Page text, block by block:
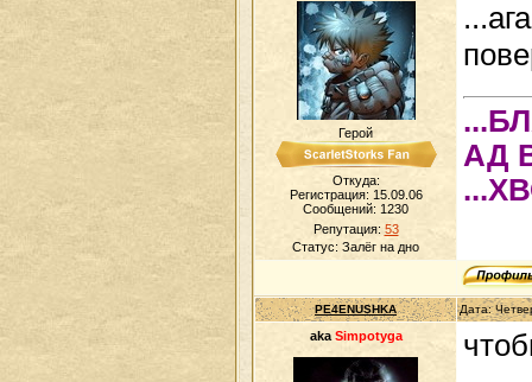
Герой
Откуда:
Регистрация: 15.09.06
Сообщений: 1230
Репутация: 53
Статус: Залёг на дно
АД
PE4ENUSHKA Дата:
aka Simpotyga